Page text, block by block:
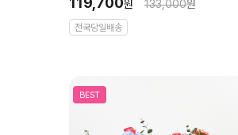
원 133,000원
전국당일배송
BEST